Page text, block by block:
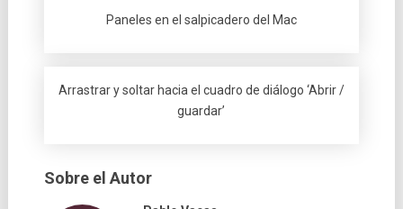
Paneles en el salpicadero del Mac
Arrastrar y soltar hacia el cuadro de diálogo ‘Abrir /
guardar’
Sobre el Autor